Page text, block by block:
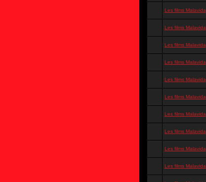
Les films Malavida
Les films Malavida
Les films Malavida
Les films Malavida
Les films Malavida
Les films Malavida
Les films Malavida
Les films Malavida
Les films Malavida
Les films Malavida